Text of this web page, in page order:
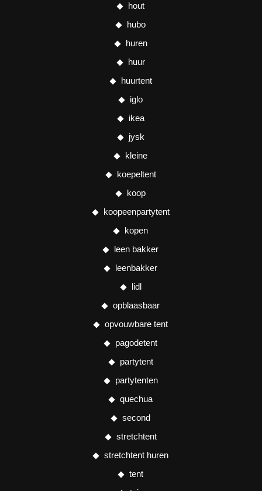
hout
hubo
huren
huur
huurtent
iglo
ikea
jysk
kleine
koepeltent
koop
koopeenpartytent
kopen
leen bakker
leenbakker
lidl
opblaasbaar
opvouwbare tent
pagodetent
partytent
partytenten
quechua
second
stretchtent
stretchtent huren
tent